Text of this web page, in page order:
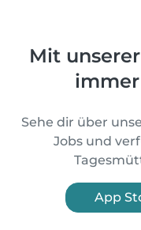
Mit
Sehe dir über
Jobs und
App